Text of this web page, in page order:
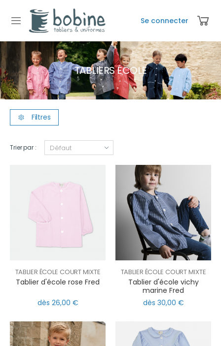
Se connecter
TABLIERS ÉCOLE
Filtres
Trier par :
TABLIER ÉCOLE COURT MIXTE
Tablier d'école rose Fred
dès 26,00 €
TABLIER ÉCOLE COURT MIXTE
Tablier d'école vichy
marine Fred
dès 30,00 €